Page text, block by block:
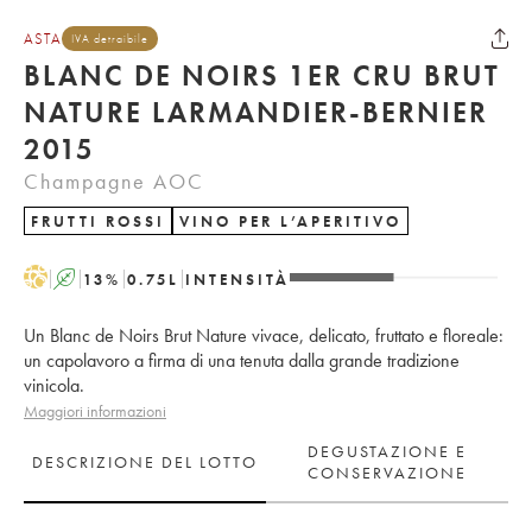
ASTA IVA detraibile
BLANC DE NOIRS 1ER CRU BRUT
NATURE LARMANDIER-BERNIER
2015
Champagne AOC
FRUTTI ROSSI VINO PER L’APERITIVO
H A 13% 0.75 L INTENSITÀ
Un Blanc de Noirs Brut Nature vivace, delicato, fruttato e floreale:
un capolavoro a firma di una tenuta dalla grande tradizione
vinicola.
Maggiori informazioni
DESCRIZIONE DEL LOTTO
DEGUSTAZIONE E
CONSERVAZIONE